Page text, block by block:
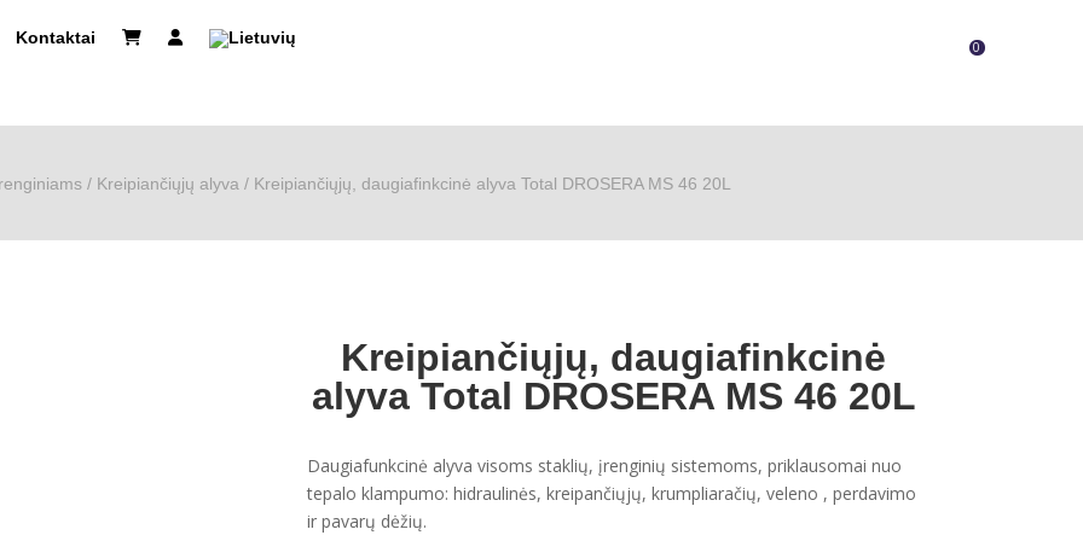
Kontaktai 0
/ Kreipiančiųjų alyva / Kreipiančiųjų, daugiafinkcinė alyva Total DROSERA MS 46 20L
Kreipiančiųjų, daugiafinkcinė
alyva Total DROSERA MS 46 20L
Daugiafunkcinė alyva visoms staklių, įrenginių sistemoms, priklausomai nuo
tepalo klampumo: hidraulinės, kreipančiųjų, krumpliaračių, veleno , perdavimo
ir pavarų dėžių.